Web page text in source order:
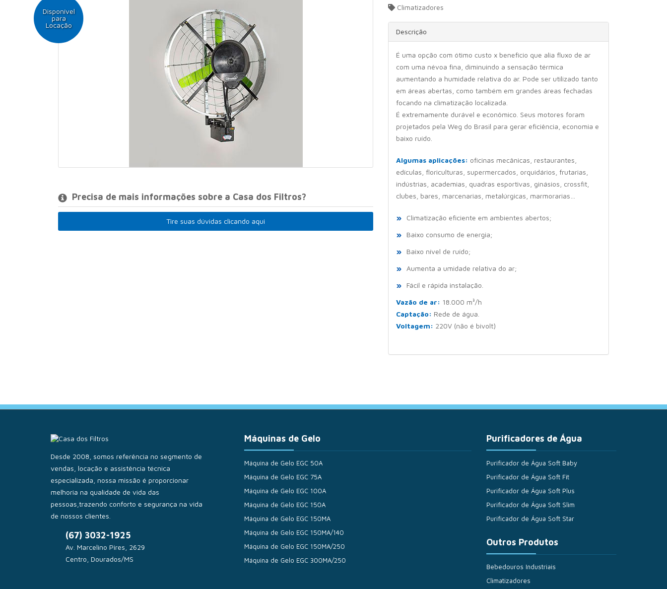
Disponível
para
Locação
Precisa de mais informações sobre a Casa dos Filtros?
Tire suas dúvidas clicando aqui
Climatizadores
Descrição
É uma opção com ótimo custo x benefício que alia fluxo de ar
com uma névoa fina, diminuindo a sensação térmica
aumentando a humidade relativa do ar. Pode ser utilizado tanto
em áreas abertas, como também em grandes áreas fechadas
focando na climatização localizada.
É extremamente durável e econômico. Seus motores foram
projetados pela Weg do Brasil para gerar eficiência, economia e
baixo ruído.
Algumas aplicações: oficinas mecânicas, restaurantes,
edículas, floriculturas, supermercados, orquidários, frutarias,
indústrias, academias, quadras esportivas, ginásios, crossfit,
clubes, bares, marcenarias, metalúrgicas, marmorarias…
Climatização eficiente em ambientes abertos;
Baixo consumo de energia;
Baixo nível de ruído;
Aumenta a umidade relativa do ar;
Fácil e rápida instalação.
Vazão de ar: 18.000 m³/h
Captação: Rede de água.
Voltagem: 220V (não é bivolt)
Desde 2008, somos referência no segmento de
vendas, locação e assistência técnica
especializada, nossa missão é proporcionar
melhoria na qualidade de vida das
pessoas,trazendo conforto e segurança na vida
de nossos clientes.
(67) 3032-1925
Av. Marcelino Pires, 2629
Centro, Dourados/MS
Máquinas de Gelo
Máquina de Gelo EGC 50A
Máquina de Gelo EGC 75A
Máquina de Gelo EGC 100A
Máquina de Gelo EGC 150A
Máquina de Gelo EGC 150MA
Máquina de Gelo EGC 150MA/140
Máquina de Gelo EGC 150MA/250
Máquina de Gelo EGC 300MA/250
Purificadores de Água
Purificador de Água Soft Baby
Purificador de Água Soft Fit
Purificador de Água Soft Plus
Purificador de Água Soft Slim
Purificador de Água Soft Star
Outros Produtos
Bebedouros Industriais
Climatizadores